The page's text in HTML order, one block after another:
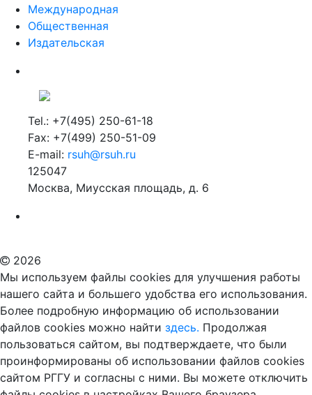
Международная
Общественная
Издательская
Tel.: +7(495) 250-61-18
Fax: +7(499) 250-51-09
E-mail: rsuh@rsuh.ru
125047
Москва, Миусская площадь, д. 6
2026
Мы используем файлы cookies для улучшения работы
нашего сайта и большего удобства его использования.
Более подробную информацию об использовании
файлов cookies можно найти здесь. Продолжая
пользоваться сайтом, вы подтверждаете, что были
проинформированы об использовании файлов cookies
сайтом РГГУ и согласны с ними. Вы можете отключить